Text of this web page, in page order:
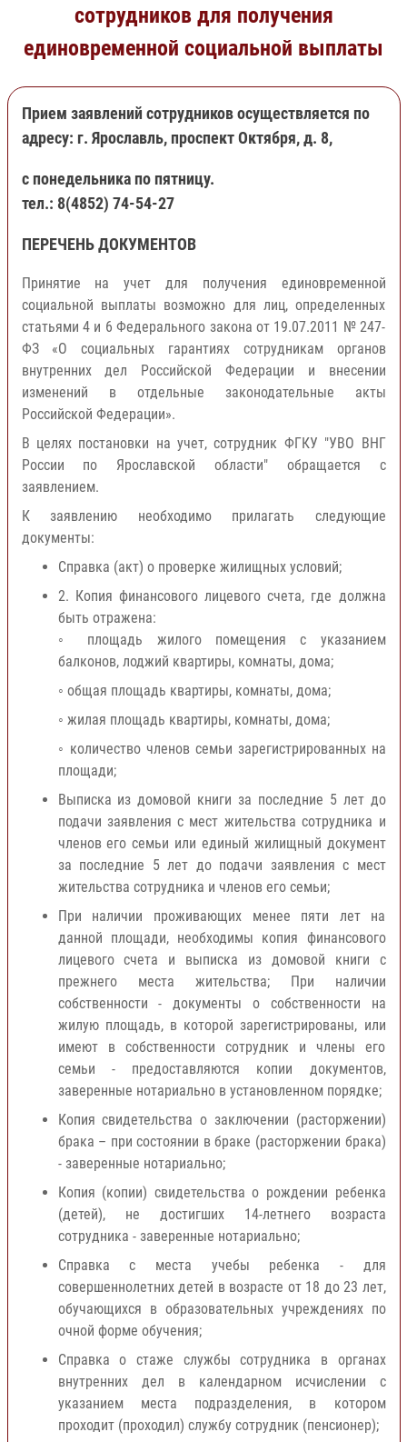
сотрудников для получения
единовременной социальной выплаты
Прием заявлений сотрудников осуществляется по
адресу: г. Ярославль, проспект Октября, д. 8,
с понедельника по пятницу.
тел.: 8(4852) 74-54-27
ПЕРЕЧЕНЬ ДОКУМЕНТОВ
Принятие на учет для получения единовременной
социальной выплаты возможно для лиц, определенных
статьями 4 и 6 Федерального закона от 19.07.2011 № 247-
ФЗ «О социальных гарантиях сотрудникам органов
внутренних дел Российской Федерации и внесении
изменений в отдельные законодательные акты
Российской Федерации».
В целях постановки на учет, сотрудник ФГКУ "УВО ВНГ
России по Ярославской области" обращается с
заявлением.
К заявлению необходимо прилагать следующие
документы:
Справка (акт) о проверке жилищных условий;
2. Копия финансового лицевого счета, где должна
быть отражена:
◦ площадь жилого помещения с указанием
балконов, лоджий квартиры, комнаты, дома;
◦ общая площадь квартиры, комнаты, дома;
◦ жилая площадь квартиры, комнаты, дома;
◦ количество членов семьи зарегистрированных на
площади;
Выписка из домовой книги за последние 5 лет до
подачи заявления с мест жительства сотрудника и
членов его семьи или единый жилищный документ
за последние 5 лет до подачи заявления с мест
жительства сотрудника и членов его семьи;
При наличии проживающих менее пяти лет на
данной площади, необходимы копия финансового
лицевого счета и выписка из домовой книги с
прежнего места жительства; При наличии
собственности - документы о собственности на
жилую площадь, в которой зарегистрированы, или
имеют в собственности сотрудник и члены его
семьи - предоставляются копии документов,
заверенные нотариально в установленном порядке;
Копия свидетельства о заключении (расторжении)
брака – при состоянии в браке (расторжении брака)
- заверенные нотариально;
Копия (копии) свидетельства о рождении ребенка
(детей), не достигших 14-летнего возраста
сотрудника - заверенные нотариально;
Справка с места учебы ребенка - для
совершеннолетних детей в возрасте от 18 до 23 лет,
обучающихся в образовательных учреждениях по
очной форме обучения;
Справка о стаже службы сотрудника в органах
внутренних дел в календарном исчислении с
указанием места подразделения, в котором
проходит (проходил) службу сотрудник (пенсионер);